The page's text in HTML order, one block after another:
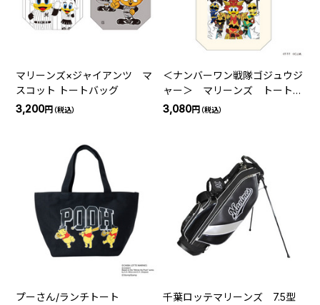
マリーンズ×ジャイアンツ マ
スコット トートバッグ
3,200円（税込）
＜ナンバーワン戦隊ゴジュウジ
ャー＞ マリーンズ トートバ
ッグ（集合）
3,080円（税込）
プーさん/ランチトート
千葉ロッテマリーンズ 7.5型